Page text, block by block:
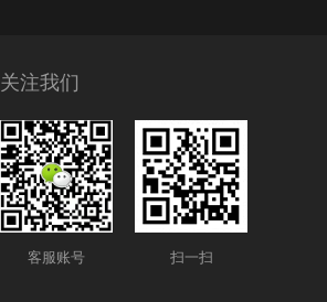
关注我们
客服账号 扫一扫